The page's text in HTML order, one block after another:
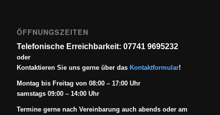
ÖFFNUNGSZEITEN
Telefonische Erreichbarkeit: 07741 9695232
oder
Kontaktieren Sie uns gerne über das Kontaktformular!
Montag bis Freitag von 08:00 – 17:00 Uhr
samstags 09:00 – 14:00 Uhr
Termine gerne nach Vereinbarung auch abends oder am